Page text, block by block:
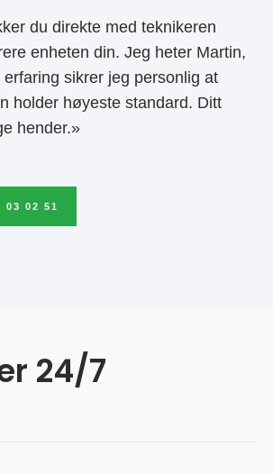
du direkte med teknikeren
enheten din. Jeg heter Martin,
sikrer jeg personlig at
holder høyeste standard. Ditt
hender.»
03 02 51
24/7